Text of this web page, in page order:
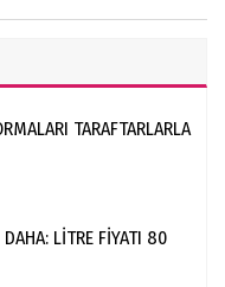
TARAFTARLARLA
LİTRE FİYATI 80